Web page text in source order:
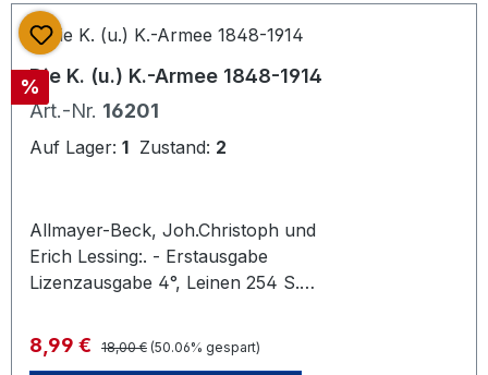
Rabatt
%Die K. (u.) K.-Armee 1848-1914
Art.-Nr. 16201
Auf Lager: 1 Zustand: 2
Allmayer-Beck, Joh.Christoph und
Erich Lessing:. - Erstausgabe
Lizenzausgabe 4°, Leinen 254 S.
Bildband, schöner Zustand
gebraucht, gut, [PU:Wien,
Verkaufspreis:
8,99 € Regulärer Preis:
18,00 € (50.06% gespart)